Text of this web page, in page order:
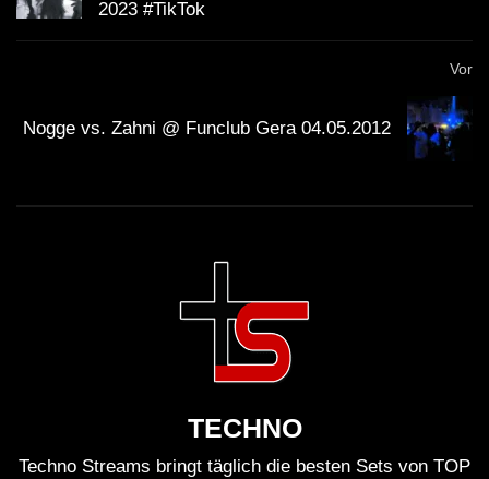
2023 #TikTok
Vor
Nogge vs. Zahni @ Funclub Gera 04.05.2012
TECHNO
Techno Streams bringt täglich die besten Sets von TOP